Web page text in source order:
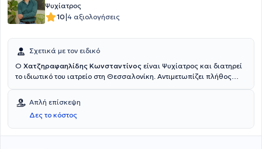
Ψυχίατρος
10|4 αξιολογήσεις
Σχετικά με τον ειδικό
O Χατζηραφαηλίδης Κωνσταντίνος είναι Ψυχίατρος και διατηρεί
το ιδιωτικό του ιατρείο στη Θεσσαλονίκη. Αντιμετωπίζει πλήθος
εξυπηρέτηση των εξατομικευμένων αναγκών, κάθε ανθρώπου που
αναλαμβάνει.
Απλή επίσκεψη
Δες το κόστος